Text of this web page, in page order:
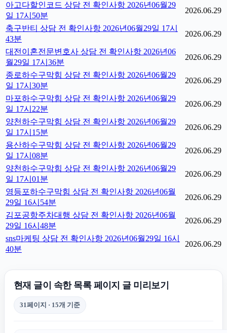
아고다할인코드 상담 전 확인사항 2026년06월29
일 17시50분
2026.06.29
축구반티 상담 전 확인사항 2026년06월29일 17시
43분
2026.06.29
대전이혼전문변호사 상담 전 확인사항 2026년06
월29일 17시36분
2026.06.29
종로하수구막힘 상담 전 확인사항 2026년06월29
일 17시30분
2026.06.29
마포하수구막힘 상담 전 확인사항 2026년06월29
일 17시22분
2026.06.29
양천하수구막힘 상담 전 확인사항 2026년06월29
일 17시15분
2026.06.29
용산하수구막힘 상담 전 확인사항 2026년06월29
일 17시08분
2026.06.29
양천하수구막힘 상담 전 확인사항 2026년06월29
일 17시01분
2026.06.29
영등포하수구막힘 상담 전 확인사항 2026년06월
29일 16시54분
2026.06.29
김포공항주차대행 상담 전 확인사항 2026년06월
29일 16시48분
2026.06.29
sns마케팅 상담 전 확인사항 2026년06월29일 16시
40분
2026.06.29
현재 글이 속한 목록 페이지 글 미리보기
31페이지 · 15개 기준